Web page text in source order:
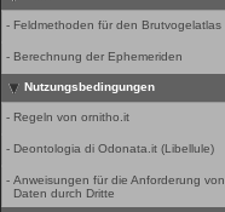
- Feldmethoden für den Brutvogelatlas
- Berechnung der Ephemeriden
Nutzungsbedingungen
- Regeln von ornitho.it
- Deontologia di Odonata.it (Libellule)
- Anweisungen für die Anforderung von
Daten durch Dritte